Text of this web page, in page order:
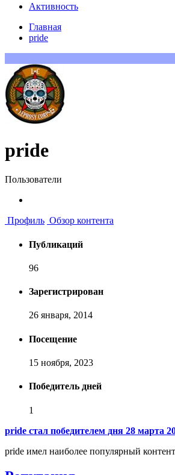
Активность
Главная
pride
pride
Пользователи
Профиль Обзор контента
Публикаций
96
Зарегистрирован
26 января, 2014
Посещение
15 ноября, 2023
Победитель дней
1
pride стал победителем дня 28 марта
pride имел наиболее популярный